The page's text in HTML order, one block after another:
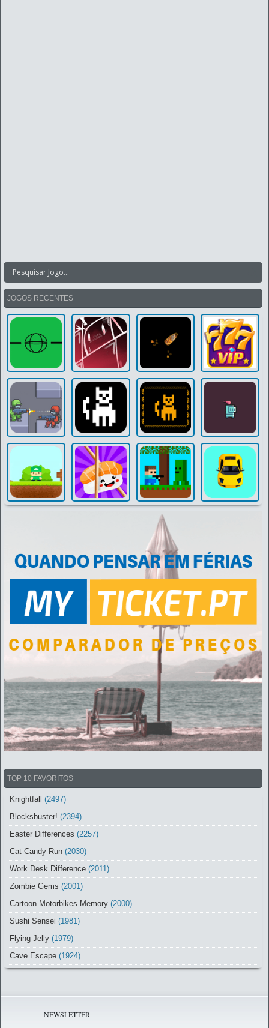
JOGOS RECENTES
TOP 10 FAVORITOS
Knightfall
(2497)
Blocksbuster! (2394)
Easter Differences (2257)
Cat Candy Run (2030)
Work Desk Difference (2011)
Zombie Gems (2001)
Cartoon Motorbikes Memory (2000)
Sushi Sensei (1981)
Flying Jelly (1979)
Cave Escape (1924)
NEWSLETTER